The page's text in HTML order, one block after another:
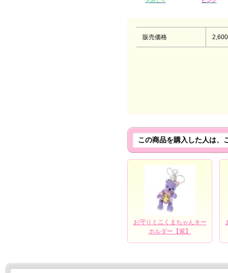
販売価格
この商品を購入した人は、
お守りミニくまちゃんキー
ホルダー【紫】